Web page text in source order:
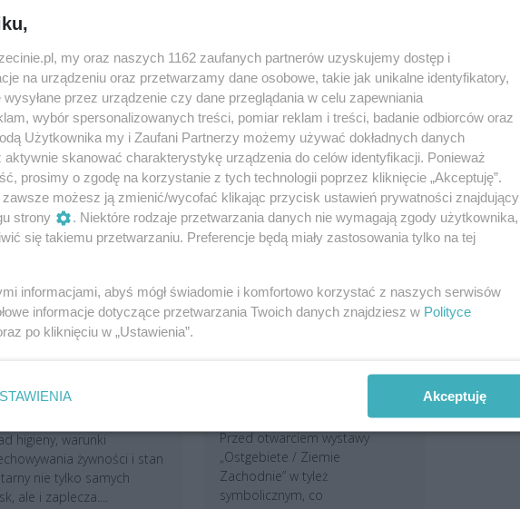
po Jarmarku
higieny, warunki
żywności i stan
nie tylko samych
ale i zaplecza....
Zachodem. To bardzo
mieszkańców pogranicza
Przed otwarciem wystawy
„Ostgebiete / Ziemie
Zachodnie” w tyleż
symbolicznym, co
my oraz naszych 1162 zaufanych partnerów uzyskujemy dostęp i
na urządzeniu oraz przetwarzamy dane osobowe, takie jak unikalne identyfikatory,
przez urządzenie czy dane przeglądania w celu zapewniania
wybór spersonalizowanych treści, pomiar reklam i treści, badanie odbiorców oraz
Użytkownika my i Zaufani Partnerzy możemy używać dokładnych danych
skanować charakterystykę urządzenia do celów identyfikacji. Ponieważ
prosimy o zgodę na korzystanie z tych technologii poprzez kliknięcie „Akceptuję”.
zawsze możesz ją zmienić/wycofać klikając przycisk ustawień prywatności znajdujący
strony
. Niektóre rodzaje przetwarzania danych nie wymagają zgody użytkownika,
się takiemu przetwarzaniu. Preferencje będą miały zastosowania tylko na tej
informacjami, abyś mógł świadomie i komfortowo korzystać z naszych serwisów
informacje dotyczące przetwarzania Twoich danych znajdziesz w Polityce
po kliknięciu w „Ustawienia”.
Akceptuję